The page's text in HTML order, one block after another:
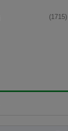
(1715)